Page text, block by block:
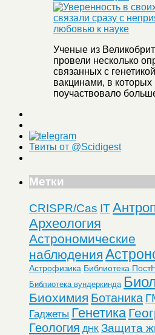
Ученые из
провели несколько
связанных с
вакцинами, в которых
поучаствовало
Твиты от @Scidigest
Метки
CRISPR/Cas IT
Археология
Астрономические
наблюдения
Астрофизика Библиотека
Библиотека вундеркинда
Биохимия Ботаника
Гаджеты Генетика
Геология ДНК Защита